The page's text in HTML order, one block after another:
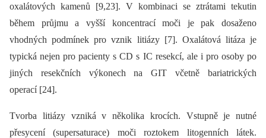
oxalátových kamenů [9,23]. V kombinaci se ztrátami tekutin
během průjmu a vyšší koncentrací moči je pak dosaženo
vhodných podmínek pro vznik litiázy [7]. Oxalátová litáza je
typická nejen pro pacienty s CD s IC resekcí, ale i pro osoby po
jiných resekčních výkonech na GIT včetně bariatrických
operací [24].
Tvorba litiázy vzniká v několika krocích. Vstupně je nutné
přesycení (supersaturace) moči roztokem litogenních látek.